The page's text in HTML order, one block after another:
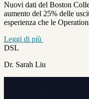
Nuovi dati del Boston
aumento del 25% delle
esperienza che le
Leggi di più
DSL
Dr. Sarah Liu